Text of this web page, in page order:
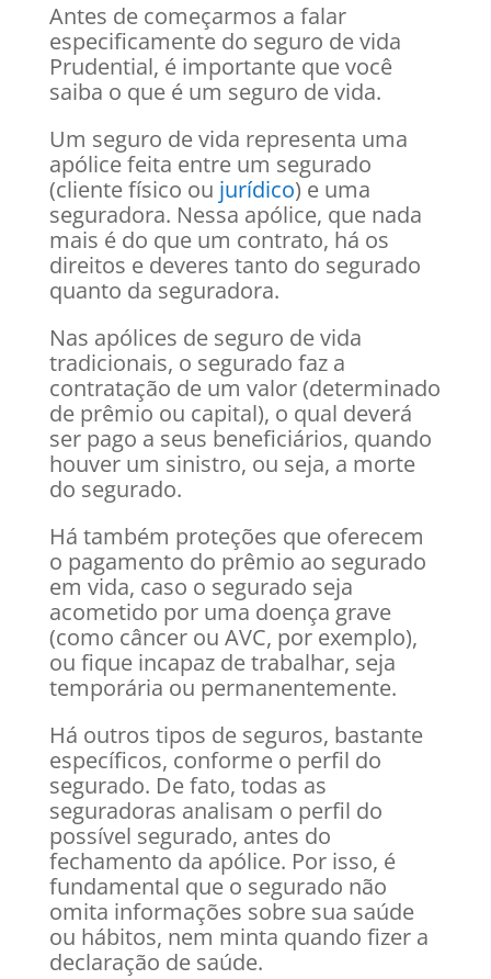
Antes de começarmos a falar
especificamente do seguro de vida
Prudential, é importante que você
saiba o que é um seguro de vida.
Um seguro de vida representa uma
apólice feita entre um segurado
(cliente físico ou jurídico) e uma
seguradora. Nessa apólice, que nada
mais é do que um contrato, há os
direitos e deveres tanto do segurado
quanto da seguradora.
Nas apólices de seguro de vida
tradicionais, o segurado faz a
contratação de um valor (determinado
de prêmio ou capital), o qual deverá
ser pago a seus beneficiários, quando
houver um sinistro, ou seja, a morte
do segurado.
Há também proteções que oferecem
o pagamento do prêmio ao segurado
em vida, caso o segurado seja
acometido por uma doença grave
(como câncer ou AVC, por exemplo),
ou fique incapaz de trabalhar, seja
temporária ou permanentemente.
Há outros tipos de seguros, bastante
específicos, conforme o perfil do
segurado. De fato, todas as
seguradoras analisam o perfil do
possível segurado, antes do
fechamento da apólice. Por isso, é
fundamental que o segurado não
omita informações sobre sua saúde
ou hábitos, nem minta quando fizer a
declaração de saúde.